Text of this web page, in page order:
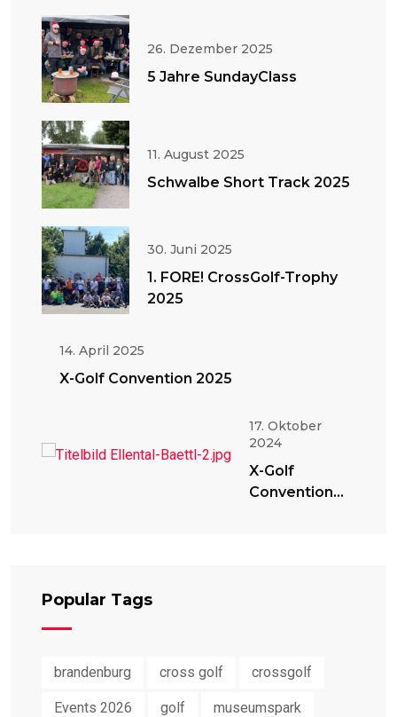
26. Dezember 2025
5 Jahre SundayClass
11. August 2025
Schwalbe Short Track 2025
30. Juni 2025
1. FORE! CrossGolf-Trophy
2025
14. April 2025
X-Golf Convention 2025
17. Oktober
2024
X-Golf
Convention
Popular Tags
brandenburg cross golf crossgolf
Events 2026 golf museumspark